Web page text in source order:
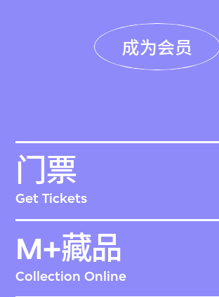
成为会员
门票
Get Tickets
M+藏品
Collection Online